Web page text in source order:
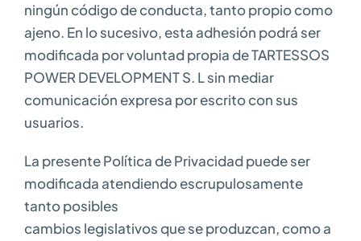
ningún código de conducta, tanto propio como
ajeno. En lo sucesivo, esta adhesión podrá ser
modificada por voluntad propia de TARTESSOS
POWER DEVELOPMENT S. L sin mediar
comunicación expresa por escrito con sus
usuarios.
La presente Política de Privacidad puede ser
modificada atendiendo escrupulosamente
tanto posibles
cambios legislativos que se produzcan, como a